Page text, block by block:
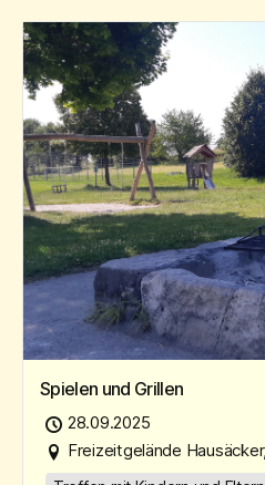
Spielen und Grillen
28.09.2025
Freizeitgelände